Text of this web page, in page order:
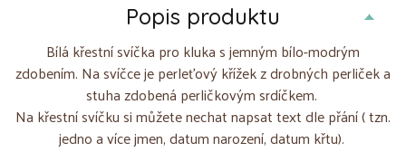
Popis produktu
Bílá křestní svíčka pro kluka s jemným bílo-modrým
zdobením. Na svíčce je perleťový křížek z drobných perliček a
stuha zdobená perličkovým srdíčkem.
Na křestní svíčku si můžete nechat napsat text dle přání ( tzn.
jedno a více jmen, datum narození, datum křtu).